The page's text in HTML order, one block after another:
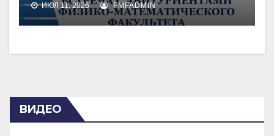
ИЮЛ 11, 2026 FMFADMIN
ВИДЕО